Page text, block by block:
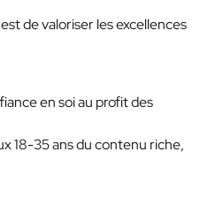
de valoriser les excellences
en soi au profit des
18-35 ans du contenu riche,